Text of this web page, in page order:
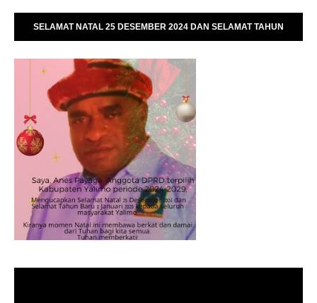
SELAMAT NATAL 25 DESEMBER 2024 DAN SELAMAT TAHUN